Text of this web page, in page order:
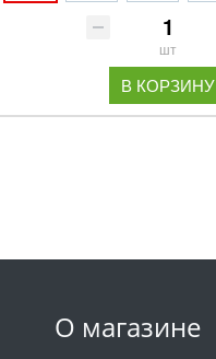
шт
В КОРЗИНУ
О магазине